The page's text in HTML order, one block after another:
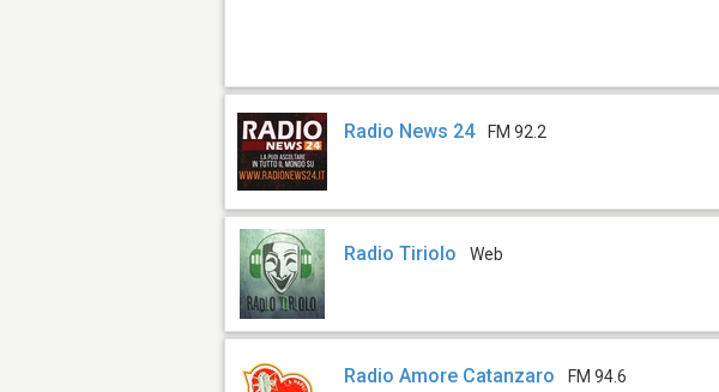
Radio News 24 FM 92.2
Radio Tiriolo Web
Radio Amore Catanzaro FM 94.6